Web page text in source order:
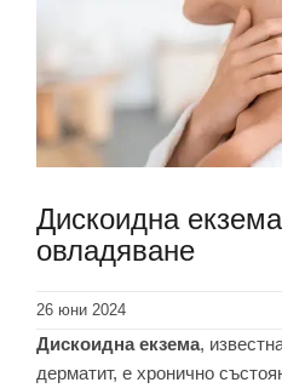
Дискоидна
овладяване
26 юни 2024
Дискоидна екзема,
дерматит, е хронично